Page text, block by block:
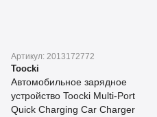
Артикул: 2013172772
Toocki
Автомобильное зарядное
устройство Toocki Multi-Port
Quick Charging Car Charger